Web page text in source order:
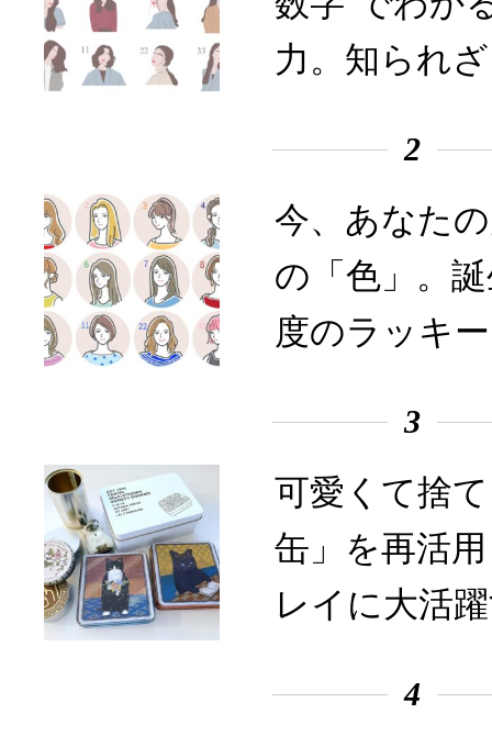
力。知られ
2
今、あなた
の「色」。
度のラッキ
3
可愛くて捨
缶」を再活
レイに大活
4